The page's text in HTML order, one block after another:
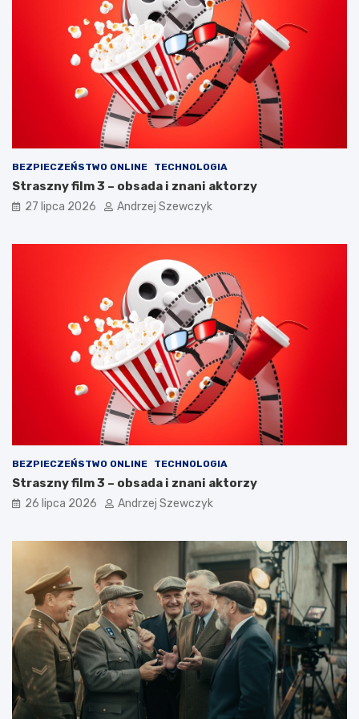
BEZPIECZEŃSTWO ONLINE TECHNOLOGIA
Straszny film 3 – obsada i znani aktorzy
27 lipca 2026 Andrzej Szewczyk
BEZPIECZEŃSTWO ONLINE TECHNOLOGIA
Straszny film 3 – obsada i znani aktorzy
26 lipca 2026 Andrzej Szewczyk